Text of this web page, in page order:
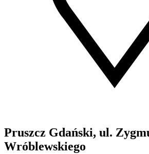
Pruszcz Gdański, ul.
Wróblewskiego